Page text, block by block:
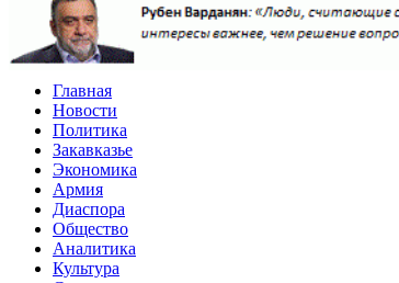
Главная
Новости
Политика
Закавказье
Экономика
Армия
Диаспора
Общество
Аналитика
Культура